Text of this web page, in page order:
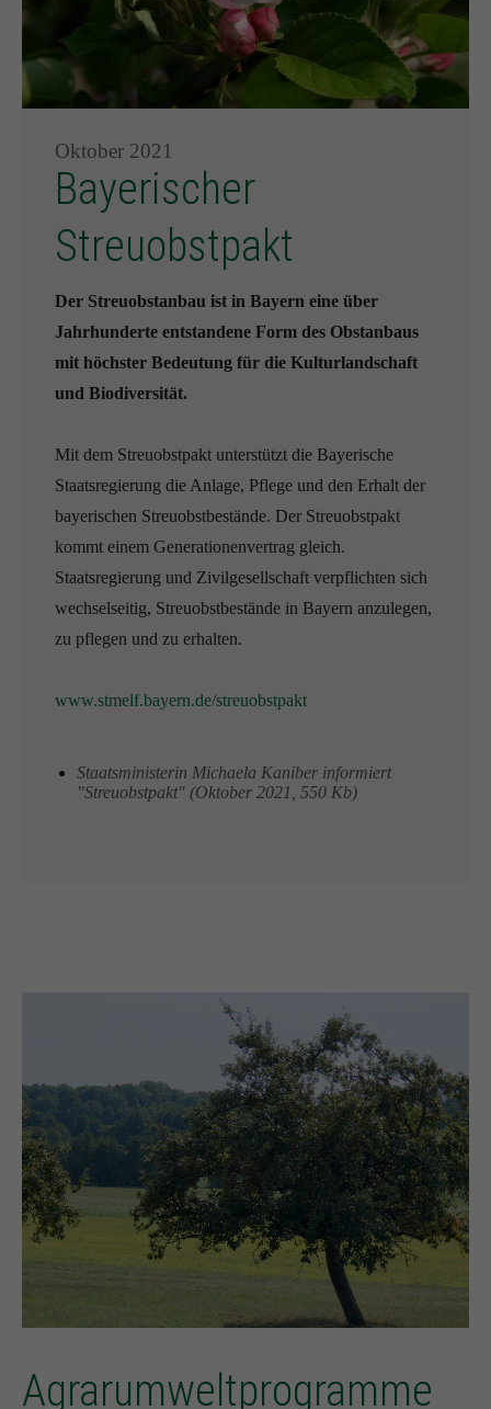
Oktober 2021
Bayerischer
Streuobstpakt
Der Streuobstanbau ist in Bayern eine über
Jahrhunderte entstandene Form des Obstanbaus
mit höchster Bedeutung für die Kulturlandschaft
und Biodiversität.
Mit dem Streuobstpakt unterstützt die Bayerische
Staatsregierung die Anlage, Pflege und den Erhalt der
bayerischen Streuobstbestände. Der Streuobstpakt
kommt einem Generationenvertrag gleich.
Staatsregierung und Zivilgesellschaft verpflichten sich
wechselseitig, Streuobstbestände in Bayern anzulegen,
zu pflegen und zu erhalten.
www.stmelf.bayern.de/streuobstpakt
Staatsministerin Michaela Kaniber informiert
"Streuobstpakt" (Oktober 2021, 550 Kb)
Agrarumweltprogramme